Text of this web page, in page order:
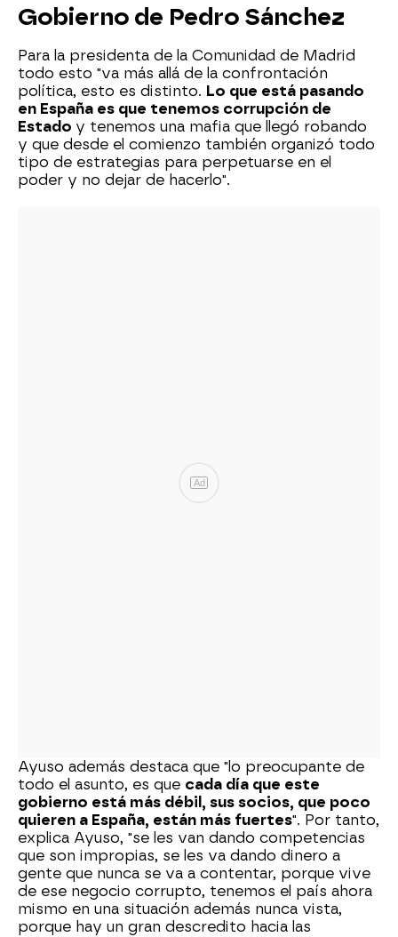
Gobierno de Pedro Sánchez
Para la presidenta de la Comunidad de Madrid
todo esto "va más allá de la confrontación
política, esto es distinto. Lo que está pasando
en España es que tenemos corrupción de
Estado y tenemos una mafia que llegó robando
y que desde el comienzo también organizó todo
tipo de estrategias para perpetuarse en el
poder y no dejar de hacerlo".
Ad
Ayuso además destaca que "lo preocupante de
todo el asunto, es que cada día que este
gobierno está más débil, sus socios, que poco
quieren a España, están más fuertes". Por tanto,
explica Ayuso, "se les van dando competencias
que son impropias, se les va dando dinero a
gente que nunca se va a contentar, porque vive
de ese negocio corrupto, tenemos el país ahora
mismo en una situación además nunca vista,
porque hay un gran descredito hacia las